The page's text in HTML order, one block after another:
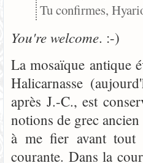
Tu confirmes,
You're welcome. :-)
La mosaïque antique
Halicarnasse
après J.-C., est
notions de grec
à me fier avant tout
courante. Dans la